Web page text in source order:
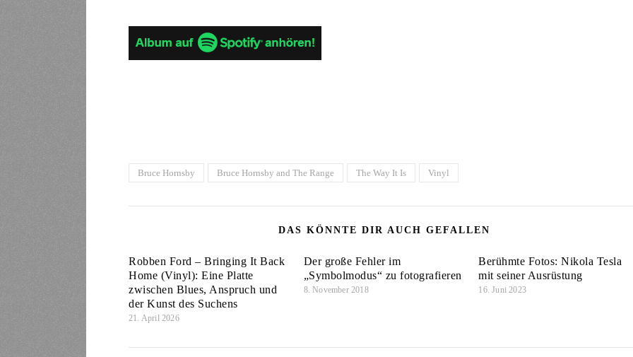
Bruce Hornsby Bruce Hornsby and The Range The Way It Is Vinyl
DAS KÖNNTE DIR AUCH GEFALLEN
Robben Ford – Bringing It Back
Home (Vinyl): Eine Platte
zwischen Blues, Anspruch und
der Kunst des Suchens
21. April 2026
Der große Fehler im
„Symbolmodus“ zu fotografieren
8. November 2018
Berühmte Fotos: Nikola Tesla
mit seiner Ausrüstung
16. Juni 2023